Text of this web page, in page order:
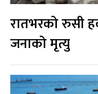
रातभरको रुसी
जनाको मृत्यु